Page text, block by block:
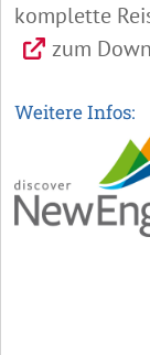
komplette
zum
Weitere Infos: